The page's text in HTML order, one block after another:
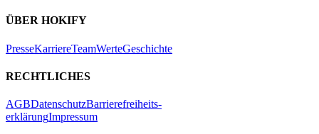
ÜBER HOKIFY
PresseKarriereTeamWerteGeschichte
RECHTLICHES
AGBDatenschutzBarrierefreiheits-
erklärungImpressum